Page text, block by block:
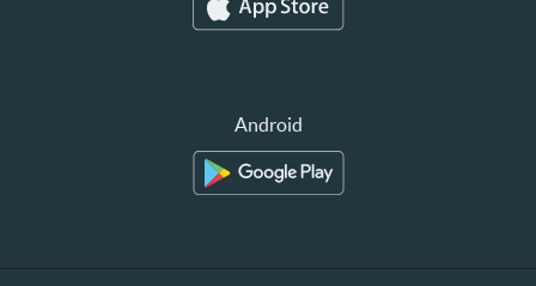
Android